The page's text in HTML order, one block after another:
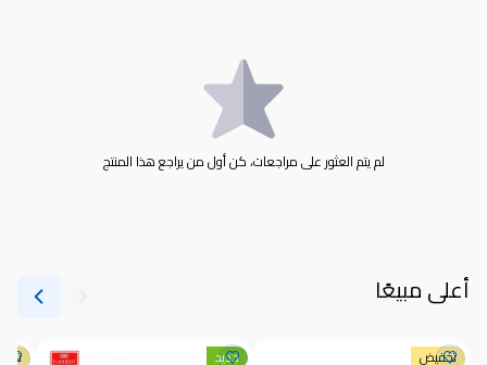
لم يتم العثور على مراجعات، كن أول من يراجع هذا المنتج
أعلى مبيعًا
تخفيض جديد